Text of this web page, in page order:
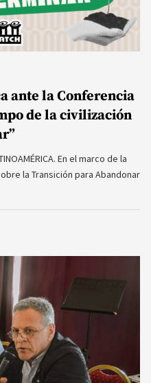
ante la Conferencia
de la civilización
En el marco de la
la Transición para Abandonar